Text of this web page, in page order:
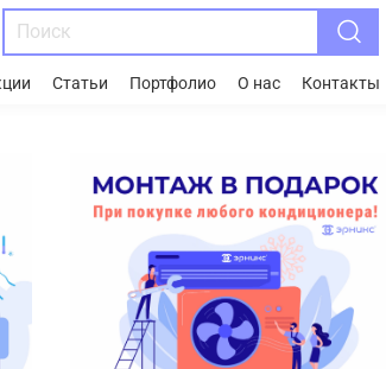
Статьи Портфолио О нас Контакты